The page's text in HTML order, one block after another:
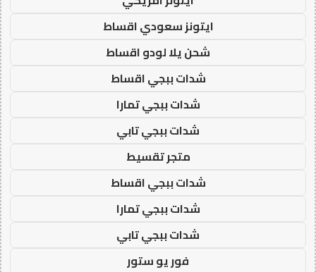
ايتونز سعودي اقساط
شحن يلا لودو اقساط
شدات ببجي اقساط
شدات ببجي تمارا
شدات ببجي تابي
متجر تقسيط
شدات ببجي اقساط
شدات ببجي تمارا
شدات ببجي تابي
فور يو ستور